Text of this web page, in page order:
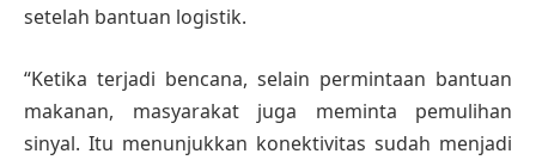
setelah bantuan logistik.
“Ketika terjadi bencana, selain permintaan bantuan
makanan, masyarakat juga meminta pemulihan
sinyal. Itu menunjukkan konektivitas sudah menjadi